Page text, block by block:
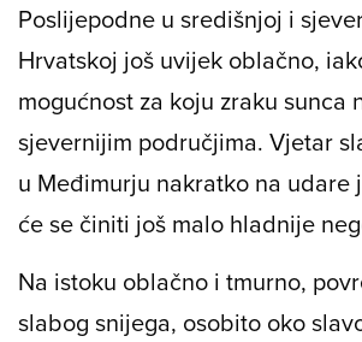
Poslijepodne u središnjoj i
Hrvatskoj još uvijek oblačno,
mogućnost za koju zraku sunca
sjevernijim područjima. Vjetar
u Međimurju nakratko na udare
će se činiti još malo hladnije
Na istoku oblačno i tmurno,
slabog snijega, osobito oko